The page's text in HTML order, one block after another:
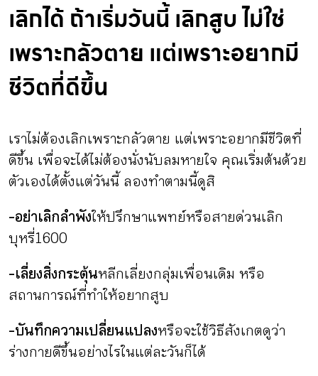
เลิกได้ ถ้าเริ่มวันนี้ เลิกสูบ ไม่ใช่
เพราะกลัวตาย แต่เพราะอยากมี
ชีวิตที่ดีขึ้น
เราไม่ต้องเลิกเพราะกลัวตาย แต่เพราะอยากมีชีวิตที่
ดีขึ้น เพื่อจะได้ไม่ต้องนั่งนับลมหายใจ คุณเริ่มต้นด้วย
ตัวเองได้ตั้งแต่วันนี้ ลองทำตามนี้ดูสิ
-อย่าเลิกลำพังให้ปรึกษาแพทย์หรือสายด่วนเลิก
บุหรี่ 1600
-เลี่ยงสิ่งกระตุ้นหลีกเลี่ยงกลุ่มเพื่อนเดิม หรือ
สถานการณ์ที่ทำให้อยากสูบ
-บันทึกความเปลี่ยนแปลงหรือจะใช้วิธีสังเกตดูว่า
ร่างกายดีขึ้นอย่างไรในแต่ละวันก็ได้